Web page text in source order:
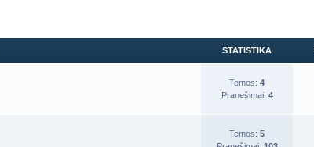
STATISTIKA
Temos: 4
Pranešimai: 4
Temos: 5